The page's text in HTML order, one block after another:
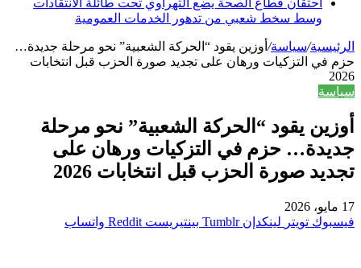
احتقان قطاع الصحة يضع التهراوي تحت طائلة الانتقادات
وسط سخط شعبي من تدهور الخدمات العمومية
الرئيسية/سياسة/ أوزين يقود “الحركة الشعبية” نحو مرحلة جديدة…
حزم في التزكيات ورهان على تجديد صورة الحزب قبل انتخابات
2026
سياسة
أوزين يقود “الحركة الشعبية” نحو مرحلة
جديدة… حزم في التزكيات ورهان على
تجديد صورة الحزب قبل انتخابات 2026
17 مايو، 2026
فيسبوك تويتر لينكدإن بينتيريست واتساب